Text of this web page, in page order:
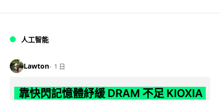
人工智能
Lawton 1 日
靠快閃記憶體紓緩 DRAM 不足 KIOXIA